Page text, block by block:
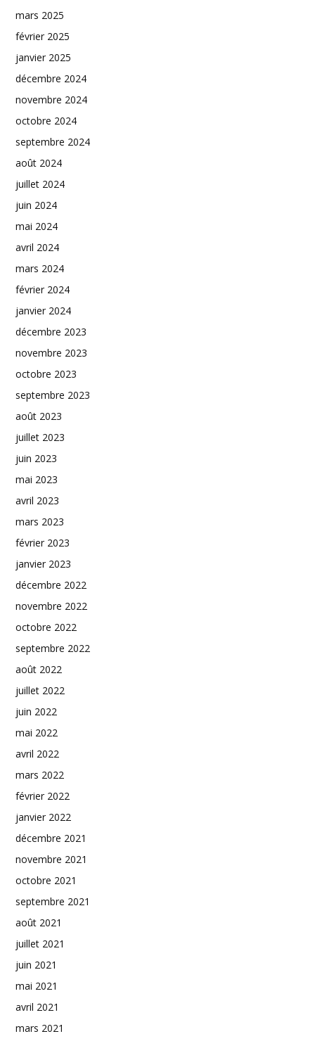
mars 2025
février 2025
janvier 2025
décembre 2024
novembre 2024
octobre 2024
septembre 2024
août 2024
juillet 2024
juin 2024
mai 2024
avril 2024
mars 2024
février 2024
janvier 2024
décembre 2023
novembre 2023
octobre 2023
septembre 2023
août 2023
juillet 2023
juin 2023
mai 2023
avril 2023
mars 2023
février 2023
janvier 2023
décembre 2022
novembre 2022
octobre 2022
septembre 2022
août 2022
juillet 2022
juin 2022
mai 2022
avril 2022
mars 2022
février 2022
janvier 2022
décembre 2021
novembre 2021
octobre 2021
septembre 2021
août 2021
juillet 2021
juin 2021
mai 2021
avril 2021
mars 2021